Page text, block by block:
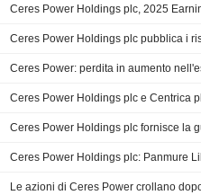
Ceres Power Holdings plc, 2025
Ceres Power: perdita in aumento
Ceres Power Holdings plc e Centrica
Ceres Power Holdings plc: Panmure